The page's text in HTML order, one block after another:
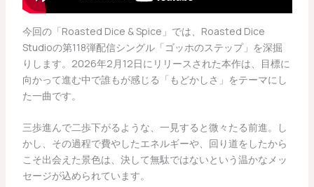
今回の「Roasted Dice & Spice」では、Roasted Dice
Studioの第118弾配信シングル「ゴッホのステップ」を深掘
りします。2026年2月12日にリリースされた本作は、目標に
向かって進む中で誰もが感じる「もどかしさ」をテーマにし
た一曲です。
三歩進んで二歩下がるような、一見すると微々たる前進。し
かし、その過程で費やしたエネルギーや、回り道をしたから
こそ出会えた景色は、決して無駄ではないという温かなメッ
セージが込められています。